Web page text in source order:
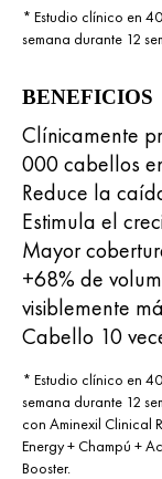
* Estudio clínico en
semana durante 12
BENEFICIOS
Clínicamente
000 cabellos
Reduce la
Estimula el
Mayor
+68% de
visiblemente
Cabello 10
* Estudio clínico en
semana durante 12
con Aminexil Clinical
Energy + Champú +
Booster.